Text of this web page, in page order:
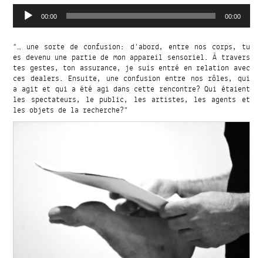
Audio
Player 00:00 00:00
“… une sorte de confusion: d’abord, entre nos corps, tu
es devenu une partie de mon appareil sensoriel. À travers
tes gestes, ton assurance, je suis entré en relation avec
ces dealers. Ensuite, une confusion entre nos rôles, qui
a agit et qui a été agi dans cette rencontre? Qui étaient
les spectateurs, le public, les artistes, les agents et
les objets de la recherche?”